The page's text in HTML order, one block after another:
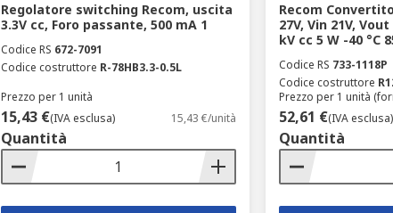
Regolatore switching Recom, uscita
3.3V cc, Foro passante, 500 mA 1
Codice RS 672-7091
Codice costruttore R-78HB3.3-0.5L
Prezzo per 1 unità
15,43 €(IVA esclusa) 15,43 €/unità
Quantità
Recom
27V, Vin 21V,
kV cc 5 W -40 °C
Codice RS 733-1118P
Codice costruttore
Prezzo per 1 unità
52,61 €(IVA esclusa)
Quantità